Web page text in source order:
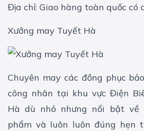
Địa chỉ: Giao hàng toàn quốc có
Xưởng may Tuyết Hà
Chuyên may các đồng phục
công nhân tại khu vực Điện
Hà dù nhỏ nhưng nổi bật về
phẩm và luôn luôn đúng hẹn